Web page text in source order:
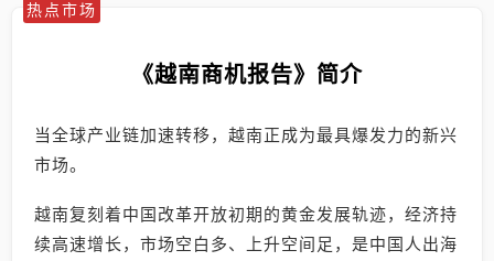
热点市场
《越南商机报告》简介
当全球产业链加速转移，越南正成为最具爆发力的新兴
市场。
越南复刻着中国改革开放初期的黄金发展轨迹，经济持
续高速增长，市场空白多、上升空间足，是中国人出海